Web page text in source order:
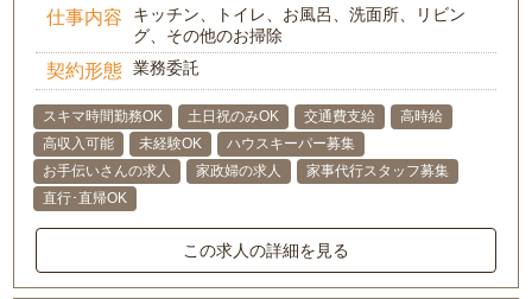
仕事内容
キッチン、トイレ、お風呂、洗面所、リビン
グ、その他のお掃除
契約形態 業務委託
スキマ時間勤務OK 土日祝のみOK 交通費支給
高時給
高収入可能
未経験OK
ハウスキーパー募集
お手伝いさんの求人
家政婦の求人
家事代行スタッフ募集
直行･直帰OK
この求人の詳細を見る